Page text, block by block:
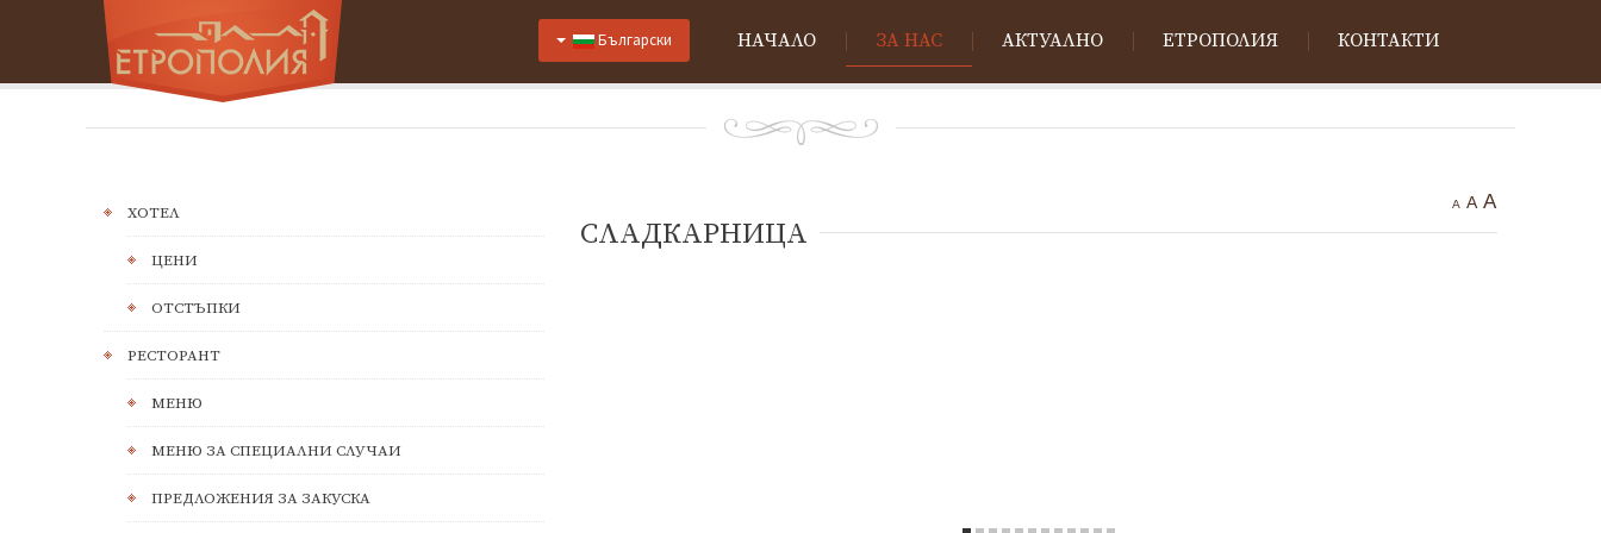
НАЧАЛО ЗА НАС АКТУАЛНО ЕТРОПОЛИЯ КОНТАКТИ
Български
A A A
СЛАДКАРНИЦА
ХОТЕЛ
ЦЕНИ
ОТСТЪПКИ
РЕСТОРАНТ
МЕНЮ
МЕНЮ ЗА СПЕЦИАЛНИ СЛУЧАИ
ПРЕДЛОЖЕНИЯ ЗА ЗАКУСКА